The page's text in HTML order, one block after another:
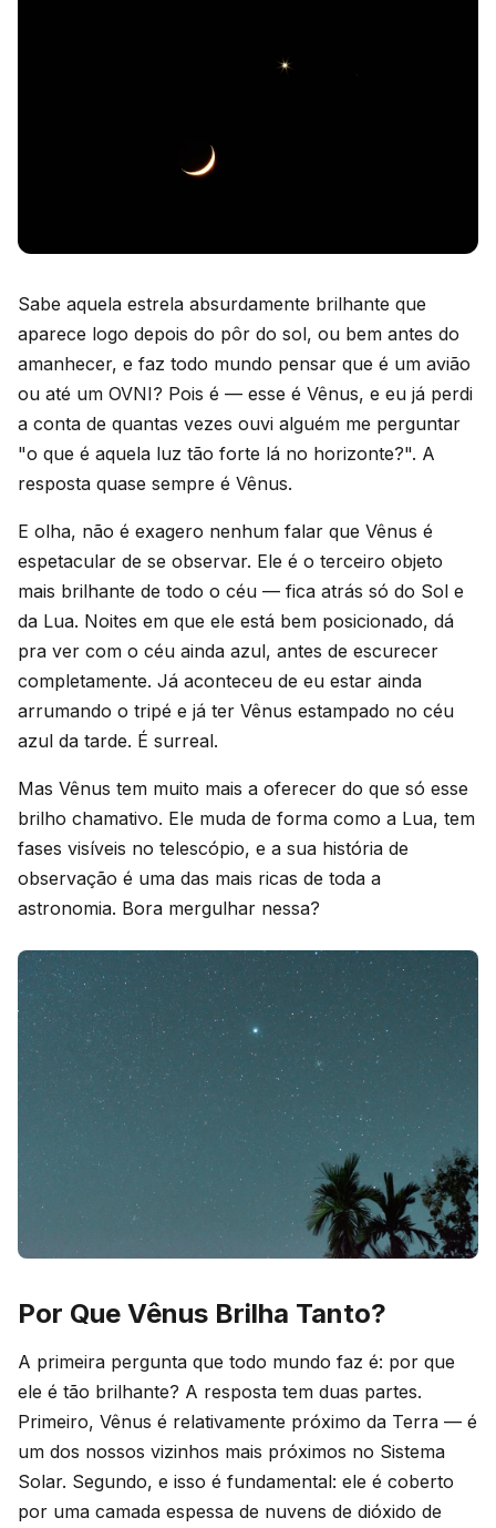
Sabe aquela estrela absurdamente brilhante que
aparece logo depois do pôr do sol, ou bem antes do
amanhecer, e faz todo mundo pensar que é um avião
ou até um OVNI? Pois é — esse é Vênus, e eu já perdi
a conta de quantas vezes ouvi alguém me perguntar
"o que é aquela luz tão forte lá no horizonte?". A
resposta quase sempre é Vênus.
E olha, não é exagero nenhum falar que Vênus é
espetacular de se observar. Ele é o terceiro objeto
mais brilhante de todo o céu — fica atrás só do Sol e
da Lua. Noites em que ele está bem posicionado, dá
pra ver com o céu ainda azul, antes de escurecer
completamente. Já aconteceu de eu estar ainda
arrumando o tripé e já ter Vênus estampado no céu
azul da tarde. É surreal.
Mas Vênus tem muito mais a oferecer do que só esse
brilho chamativo. Ele muda de forma como a Lua, tem
fases visíveis no telescópio, e a sua história de
observação é uma das mais ricas de toda a
astronomia. Bora mergulhar nessa?
Por Que Vênus Brilha Tanto?
A primeira pergunta que todo mundo faz é: por que
ele é tão brilhante? A resposta tem duas partes.
Primeiro, Vênus é relativamente próximo da Terra — é
um dos nossos vizinhos mais próximos no Sistema
Solar. Segundo, e isso é fundamental: ele é coberto
por uma camada espessa de nuvens de dióxido de